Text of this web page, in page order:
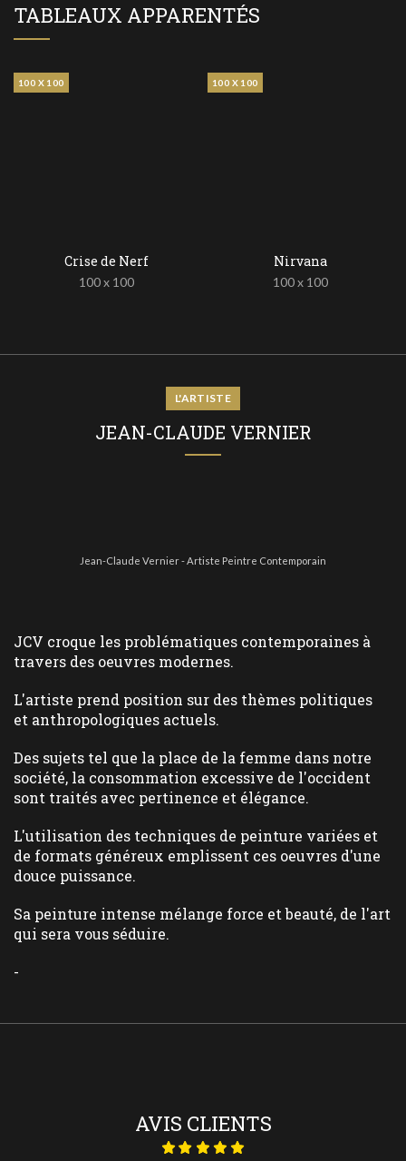
TABLEAUX APPARENTÉS
100 X 100
Crise de Nerf
100 x 100
100 X 100
Nirvana
100 x 100
L'ARTISTE
JEAN-CLAUDE VERNIER
Jean-Claude Vernier - Artiste Peintre Contemporain
JCV croque les problématiques contemporaines à
travers des oeuvres modernes.
L'artiste prend position sur des thèmes politiques
et anthropologiques actuels.
Des sujets tel que la place de la femme dans notre
société, la consommation excessive de l'occident
sont traités avec pertinence et élégance.
L'utilisation des techniques de peinture variées et
de formats généreux emplissent ces oeuvres d'une
douce puissance.
Sa peinture intense mélange force et beauté, de l'art
qui sera vous séduire.
-
AVIS CLIENTS